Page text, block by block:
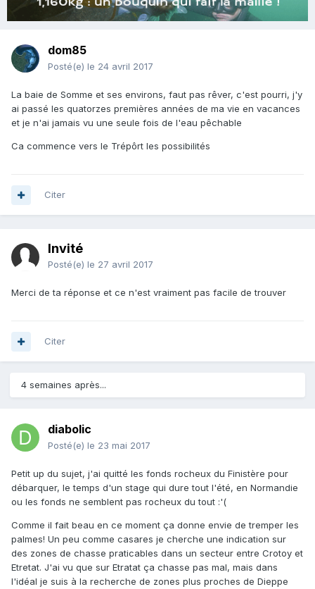
dom85
Posté(e) le 24 avril 2017
La baie de Somme et ses environs, faut pas rêver, c'est pourri, j'y
ai passé les quatorzes premières années de ma vie en vacances
et je n'ai jamais vu une seule fois de l'eau pêchable
Ca commence vers le Trépôrt les possibilités
Citer
Invité
Posté(e) le 27 avril 2017
Merci de ta réponse et ce n'est vraiment pas facile de trouver
Citer
4 semaines après...
diabolic
Posté(e) le 23 mai 2017
Petit up du sujet, j'ai quitté les fonds rocheux du Finistère pour
débarquer, le temps d'un stage qui dure tout l'été, en Normandie
ou les fonds ne semblent pas rocheux du tout :'(
Comme il fait beau en ce moment ça donne envie de tremper les
palmes! Un peu comme casares je cherche une indication sur
des zones de chasse praticables dans un secteur entre Crotoy et
Etretat. J'ai vu que sur Etratat ça chasse pas mal, mais dans
l'idéal je suis à la recherche de zones plus proches de Dieppe